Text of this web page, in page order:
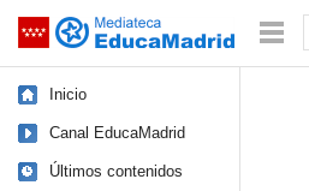
Saltar navegación
Inicio
Canal EducaMadrid
Últimos contenidos